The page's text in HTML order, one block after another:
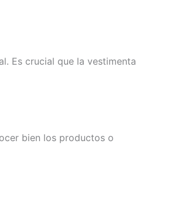
Es crucial que la vestimenta
bien los productos o